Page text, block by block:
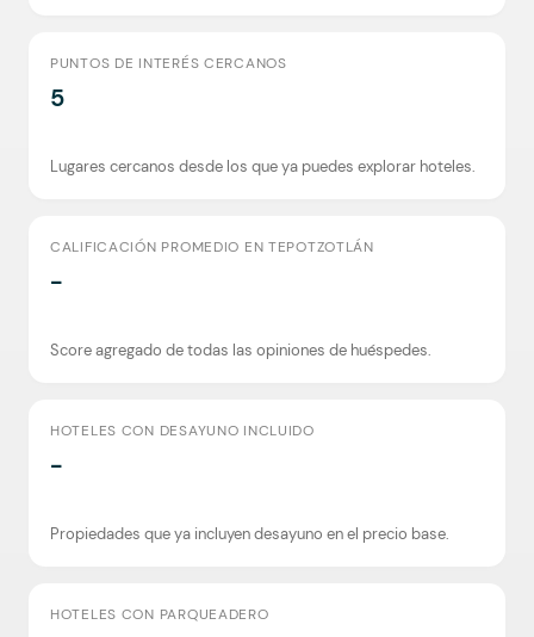
PUNTOS DE INTERÉS CERCANOS
5
Lugares cercanos desde los que ya puedes explorar hoteles.
CALIFICACIÓN PROMEDIO EN TEPOTZOTLÁN
-
Score agregado de todas las opiniones de huéspedes.
HOTELES CON DESAYUNO INCLUIDO
-
Propiedades que ya incluyen desayuno en el precio base.
HOTELES CON PARQUEADERO